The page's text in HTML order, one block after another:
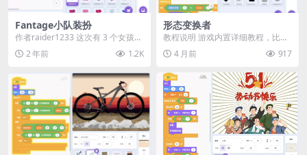
Fantage小队装扮
作者raider1233 这次有 3 个女孩，
所以您可以同时进行 3 种不同的
设...2 年前 1.2K
形态变换者
教程说明 游戏内置详细教程，比在
这里逐一解释更加直观。 按键盘上
的 H 键 可查...
4 月前 917